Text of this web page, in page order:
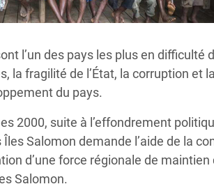
au Bangladesh
Soudan du Sud
Crise en Syrie
l’un des pays les plus en difficulté
la fragilité de l’État, la corruption et
du pays.
2000, suite à l’effondrement
Salomon demande l’aide de la
d’une force régionale de
Salomon.